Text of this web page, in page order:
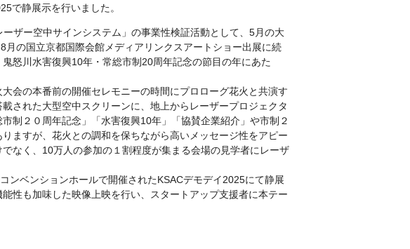
で静展示を行いました。
ザー空中サインシステム」の事業性検証活動として、5月の大
月の国立京都国際会館メディアリンクスアートショー出展に続
怒川水害復興10年・常総市制20周年記念の節目の年にあた
会の本番前の開催セレモニーの時間にプロローグ花火と共演す
された大型空中スクリーンに、地上からレーザープロジェクタ
制２０周年記念」「水害復興10年」「協賛企業紹介」や市制２
ますが、花火との調和を保ちながら高いメッセージ性をアピー
なく、10万人の参加の１割程度が集まる会場の見学者にレーザ
ンベンションホールで開催されたKSACデモデイ2025にて静展
性も加味した映像上映を行い、スタートアップ支援者に本テー